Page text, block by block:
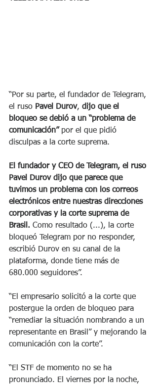
“Por su parte, el fundador de Telegram,
el ruso Pavel Durov, dijo que el
bloqueo se debió a un “problema de
comunicación” por el que pidió
disculpas a la corte suprema.
El fundador y CEO de Telegram, el ruso
Pavel Durov dijo que parece que
tuvimos un problema con los correos
electrónicos entre nuestras direcciones
corporativas y la corte suprema de
Brasil. Como resultado (...), la corte
bloqueó Telegram por no responder,
escribió Durov en su canal de la
plataforma, donde tiene más de
680.000 seguidores”.
“El empresario solicitó a la corte que
postergue la orden de bloqueo para
“remediar la situación nombrando a un
representante en Brasil” y mejorando la
comunicación con la corte”.
“El STF de momento no se ha
pronunciado. El viernes por la noche,